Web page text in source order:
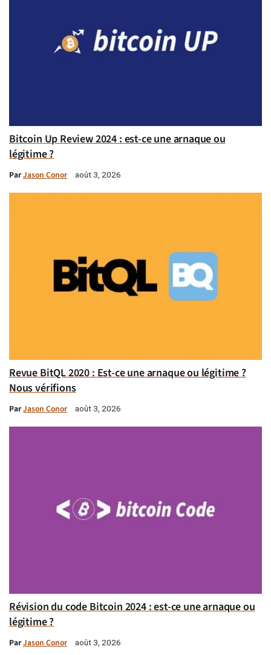
Bitcoin Up Review 2024 : est-ce une arnaque ou
légitime ?
ParJason Conor août 3, 2026
Revue BitQL 2020 : Est-ce une arnaque ou légitime ?
Nous vérifions
ParJason Conor août 3, 2026
Révision du code Bitcoin 2024 : est-ce une arnaque ou
légitime ?
ParJason Conor août 3, 2026